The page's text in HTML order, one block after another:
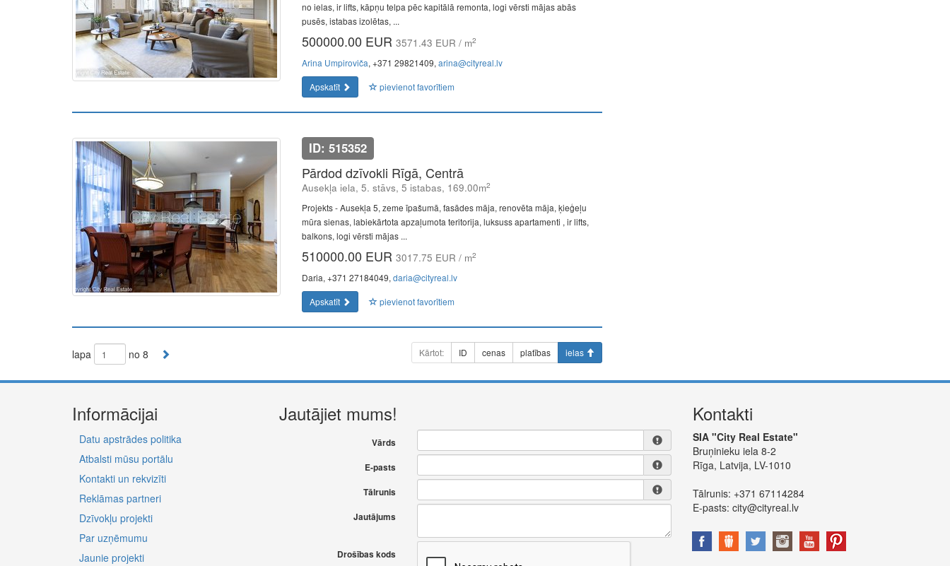
no ielas, ir lifts, kāpņu telpa pēc kapitālā remonta, logi vērsti mājas abās
pusēs, istabas izolētas, ...
500000.00 EUR 3571.43 EUR / m2
Arina Umpiroviča, +371 29821409, arina@cityreal.lv
Apskatīt
pievienot favorītiem
ID: 515352
Pārdod dzīvokli Rīgā, Centrā
Ausekļa iela, 5. stāvs, 5 istabas, 169.00m2
Projekts - Ausekļa 5, zeme īpašumā, fasādes māja, renovēta māja, ķieģeļu
mūra sienas, labiekārtota apzaļumota teritorija, luksuss apartamenti , ir lifts,
balkons, logi vērsti mājas ...
510000.00 EUR 3017.75 EUR / m2
Daria, +371 27184049, daria@cityreal.lv
Apskatīt
pievienot favorītiem
lapa no 8 Kārtot: ID cenas platības ielas
Informācijai
Datu apstrādes politika
Atbalsti mūsu portālu
Kontakti un rekvizīti
Reklāmas partneri
Dzīvokļu projekti
Par uzņēmumu
Jaunie projekti
Jautājiet mums!
Vārds
E-pasts
Tālrunis
Jautājums
Drošības kods
Kontakti
SIA "City Real Estate"
Bruņinieku iela 8-2
Rīga, Latvija, LV-1010
Tālrunis: +371 67114284
E-pasts: city@cityreal.lv